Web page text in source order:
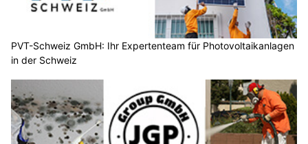
PVT-Schweiz GmbH: Ihr Expertenteam für Photovoltaikanlagen
in der Schweiz